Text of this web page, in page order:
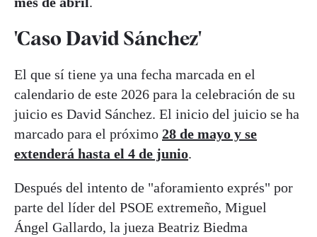
'Caso David Sánchez'
El que sí tiene ya una fecha marcada en el
calendario de este 2026 para la celebración de su
juicio es David Sánchez. El inicio del juicio se ha
marcado para el próximo 28 de mayo y se
extenderá hasta el 4 de junio.
Después del intento de "aforamiento exprés" por
parte del líder del PSOE extremeño, Miguel
Ángel Gallardo, la jueza Beatriz Biedma